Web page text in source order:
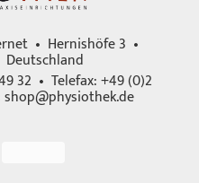
• Hernishöfe 3 •
Deutschland
32 • Telefax: +49 (0)2
shop@physiothek.de